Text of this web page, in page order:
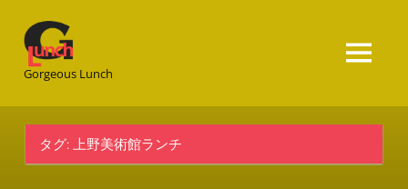
Gorgeous Lunch
タグ: 上野美術館ランチ